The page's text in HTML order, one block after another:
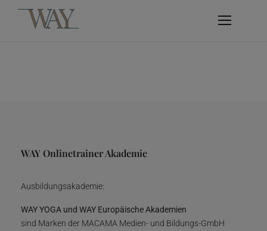
WAY Onlinetrainer Akademie
Ausbildungsakademie:
WAY YOGA und WAY Europäische Akademien
sind Marken der MACAMA Medien- und Bildungs-GmbH